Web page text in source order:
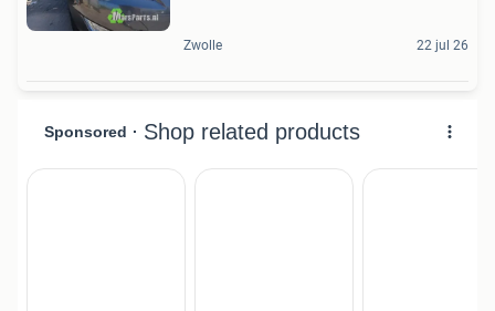
Zwolle 22 jul 26